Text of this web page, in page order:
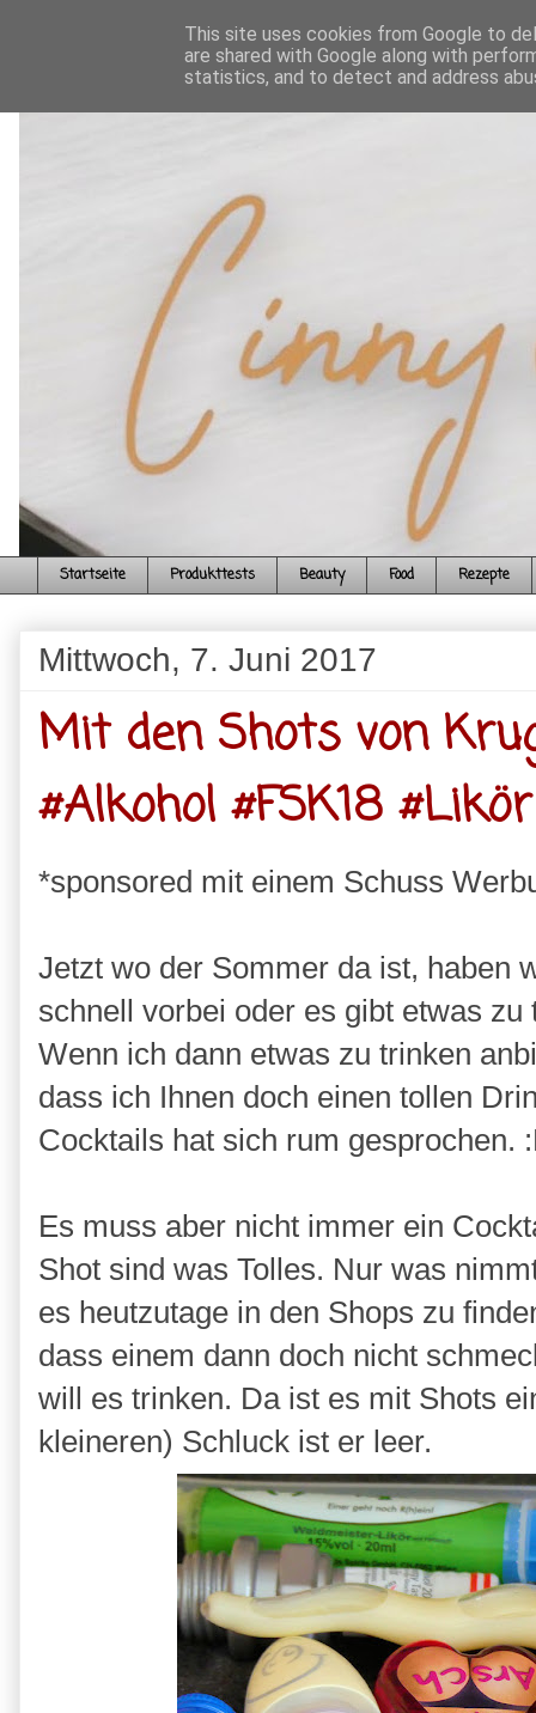
Startseite Produkttests Beauty Food Rezepte
Mittwoch, 7. Juni 2017
Mit den Shots von
#Alkohol #FSK18 #Likör
*sponsored mit einem Schuss
Jetzt wo der Sommer da ist, haben
schnell vorbei oder es gibt etwas
Wenn ich dann etwas zu trinken
dass ich Ihnen doch einen tollen
Cocktails hat sich rum gesprochen.
Es muss aber nicht immer ein
Shot sind was Tolles. Nur was
es heutzutage in den Shops zu
dass einem dann doch nicht
will es trinken. Da ist es mit Shots
kleineren) Schluck ist er leer.
This site uses cookies from Google to
are shared with Google along with
statistics, and to detect and address